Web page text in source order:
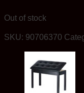
Out of stock
SKU: 90706370